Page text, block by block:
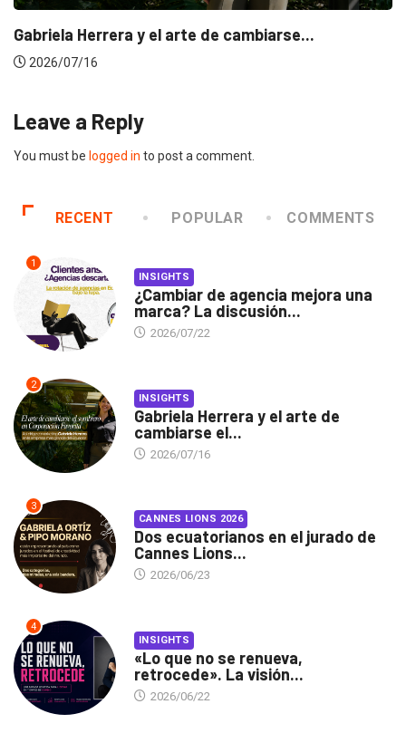
Gabriela Herrera y el arte de cambiarse...
2026/07/16
Leave a Reply
You must be logged in to post a comment.
RECENT POPULAR COMMENTS
1
INSIGHTS
¿Cambiar de agencia mejora una
marca? La discusión...
2026/07/22
2
INSIGHTS
Gabriela Herrera y el arte de
cambiarse el...
2026/07/16
3
CANNES LIONS 2026
Dos ecuatorianos en el jurado de
Cannes Lions...
2026/06/23
4
INSIGHTS
«Lo que no se renueva,
retrocede». La visión...
2026/06/22